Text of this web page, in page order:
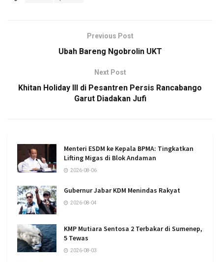
Previous Post
Ubah Bareng Ngobrolin UKT
Next Post
Khitan Holiday III di Pesantren Persis Rancabango
Garut Diadakan Jufi
Menteri ESDM ke Kepala BPMA: Tingkatkan
Lifting Migas di Blok Andaman
2026-08-06
Gubernur Jabar KDM Menindas Rakyat
2026-08-04
KMP Mutiara Sentosa 2 Terbakar di Sumenep,
5 Tewas
2026-08-03